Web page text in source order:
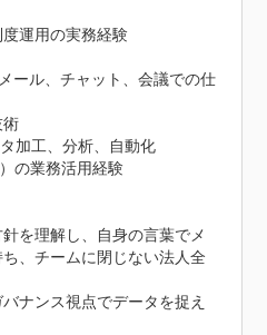
度運用の実務経験
ール、チャット、会議での仕
術
加工、分析、自動化
の業務活用経験
を理解し、自身の言葉でメ
、チームに閉じない法人全
ナンス視点でデータを捉え